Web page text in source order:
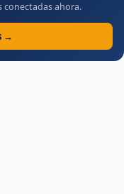
conectadas ahora.
→